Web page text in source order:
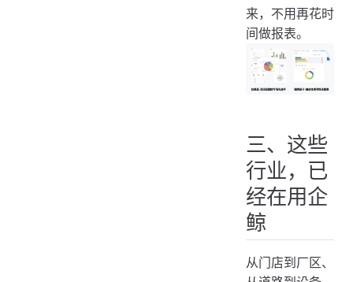
来，不用再花时
间做报表。
三、这些
行业，已
经在用企
鲸
从门店到厂区、